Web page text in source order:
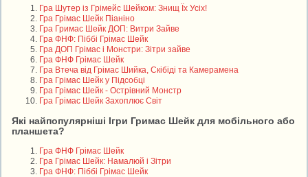
Гра Шутер із Грімейс Шейком: Знищ Їх Усіх!
Гра Грімас Шейк Піаніно
Гра Гримас Шейк ДОП: Витри Зайве
Гра ФНФ: Піббі Грімас Шейк
Гра ДОП Грімас і Монстри: Зітри зайве
Гра ФНФ Грімас Шейк
Гра Втеча від Грімас Шийка, Скібіді та Камерамена
Гра Грімас Шейк у Підсобці
Гра Грімас Шейк - Острівний Монстр
Гра Грімас Шейк Захоплює Світ
Які найпопулярніші Ігри Гримас Шейк для мобільного або
планшета?
Гра ФНФ Грімас Шейк
Гра Грімас Шейк: Намалюй і Зітри
Гра ФНФ: Піббі Грімас Шейк